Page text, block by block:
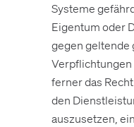
Systeme
Eigentum oder
gegen geltende
Verpflichtungen
ferner das
den
auszusetzen,